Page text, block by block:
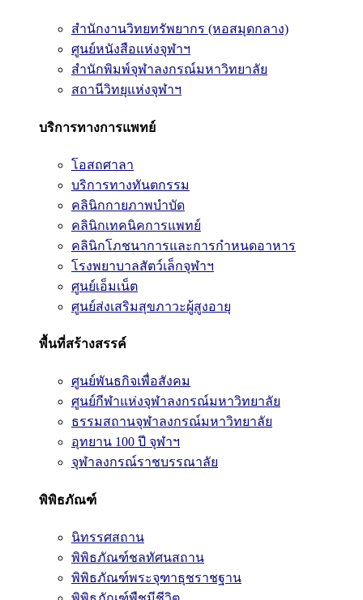
สำนักงานวิทยทรัพยากร (หอสมุดกลาง)
ศูนย์หนังสือแห่งจุฬาฯ
สำนักพิมพ์จุฬาลงกรณ์มหาวิทยาลัย
สถานีวิทยุแห่งจุฬาฯ
บริการทางการแพทย์
โอสถศาลา
บริการทางทันตกรรม
คลินิกกายภาพบำบัด
คลินิกเทคนิคการแพทย์
คลินิกโภชนาการและการกำหนดอาหาร
โรงพยาบาลสัตว์เล็กจุฬาฯ
ศูนย์เอ็มเน็ต
ศูนย์ส่งเสริมสุขภาวะผู้สูงอายุ
พื้นที่สร้างสรรค์
ศูนย์พันธกิจเพื่อสังคม
ศูนย์กีฬาแห่งจุฬาลงกรณ์มหาวิทยาลัย
ธรรมสถานจุฬาลงกรณ์มหาวิทยาลัย
อุทยาน 100 ปี จุฬาฯ
จุฬาลงกรณ์ราชบรรณาลัย
พิพิธภัณฑ์
นิทรรศสถาน
พิพิธภัณฑ์ชลทัศนสถาน
พิพิธภัณฑ์พระจุฑาธุชราชฐาน